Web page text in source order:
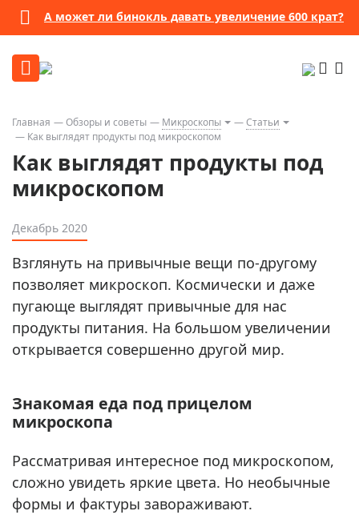
А может ли бинокль давать увеличение 600 крат?
Главная Обзоры и советы Микроскопы
Статьи
Как выглядят продукты под микроскопом
Как выглядят продукты под
микроскопом
Декабрь 2020
Взглянуть на привычные вещи по-другому
позволяет микроскоп. Космически и даже
пугающе выглядят привычные для нас
продукты питания. На большом увеличении
открывается совершенно другой мир.
Знакомая еда под прицелом
микроскопа
Рассматривая интересное под микроскопом,
сложно увидеть яркие цвета. Но необычные
формы и фактуры завораживают.